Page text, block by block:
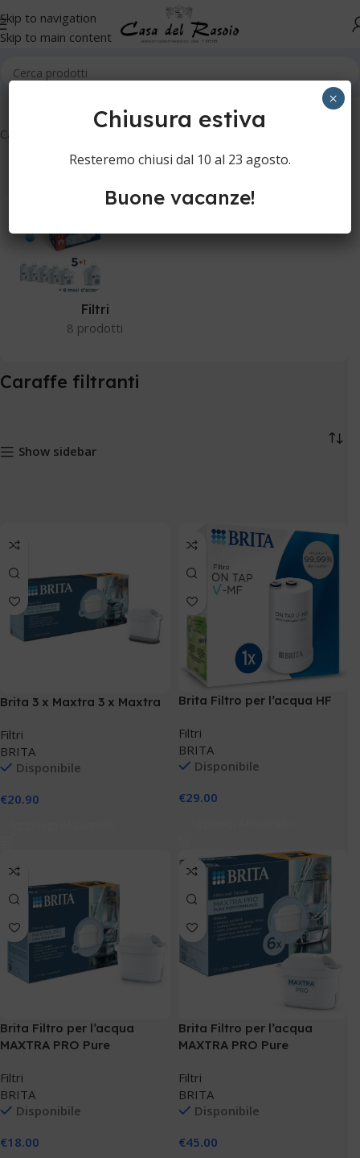
Skip to navigation
Skip to main content
Caraffe filtranti
Filtri
8 prodotti
Caraffe filtranti
Show sidebar
Brita 3 x Maxtra 3 x Maxtra
Filtri
BRITA
Disponibile
€20.90
Brita Filtro per l’acqua HF
Filtri
BRITA
Disponibile
€29.00
Brita Filtro per l’acqua
MAXTRA PRO Pure
Filtri
BRITA
Disponibile
€18.00
Brita Filtro per l’acqua
MAXTRA PRO Pure
Filtri
BRITA
Disponibile
€45.00
Chiusura estiva
Resteremo chiusi dal 10 al 23 agosto.
Buone vacanze!
×